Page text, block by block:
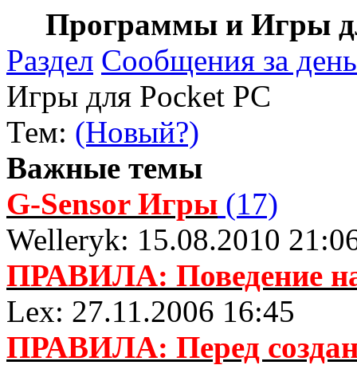
Программы и Игры
Раздел Сообщения за день
Игры для Pocket PC
Тем: (Новый?)
Важные темы
G-Sensor Игры (17)
Welleryk: 15.08.2010
ПРАВИЛА: Поведение
Lex: 27.11.2006 16:45
ПРАВИЛА: Перед